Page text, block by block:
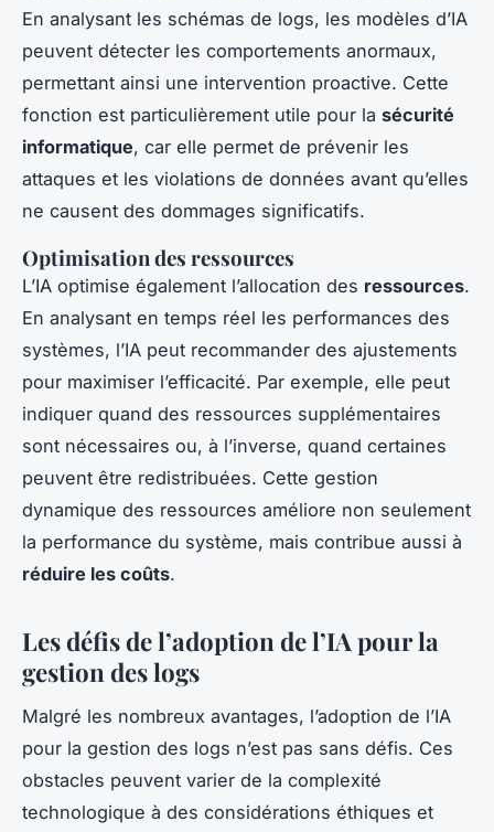
En analysant les schémas de logs, les modèles d’IA
peuvent détecter les comportements anormaux,
permettant ainsi une intervention proactive. Cette
fonction est particulièrement utile pour la sécurité
informatique, car elle permet de prévenir les
attaques et les violations de données avant qu’elles
ne causent des dommages significatifs.
Optimisation des ressources
L’IA optimise également l’allocation des ressources.
En analysant en temps réel les performances des
systèmes, l’IA peut recommander des ajustements
pour maximiser l’efficacité. Par exemple, elle peut
indiquer quand des ressources supplémentaires
sont nécessaires ou, à l’inverse, quand certaines
peuvent être redistribuées. Cette gestion
dynamique des ressources améliore non seulement
la performance du système, mais contribue aussi à
réduire les coûts.
Les défis de l’adoption de l’IA pour la
gestion des logs
Malgré les nombreux avantages, l’adoption de l’IA
pour la gestion des logs n’est pas sans défis. Ces
obstacles peuvent varier de la complexité
technologique à des considérations éthiques et